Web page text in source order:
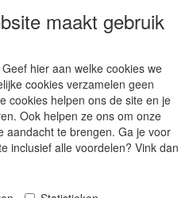
Mathmoswinkel.nl
and Design Copyright by
be distributed, or displayed on
copied or reproduced without
permission.
this site please contact:
maakt gebruik
hier aan welke cookies we
cookies verzamelen geen
cookies helpen ons de site en je
Ook helpen ze ons om onze
aandacht te brengen. Ga je voor
inclusief alle voordelen? Vink dan